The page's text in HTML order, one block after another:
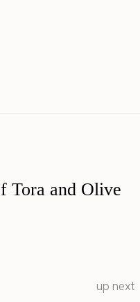
Tora and Olive
up next